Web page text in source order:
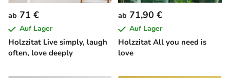
Holzzitat Live simply, laugh
often, love deeply
ab 71 €
Auf Lager
Holzzitat All you need is
love
ab 71,90 €
Auf Lager